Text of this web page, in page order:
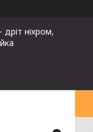
ніхром,